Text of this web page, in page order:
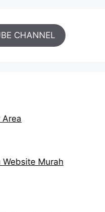
CHANNEL
Area
Website Murah